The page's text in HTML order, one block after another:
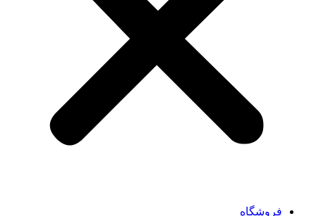
فروشگاه